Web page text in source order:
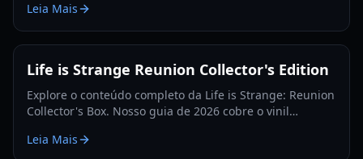
2026.
Leia Mais
Life is Strange Reunion Collector's Edition
Explore o conteúdo completo da Life is Strange: Reunion
Collector's Box. Nosso guia de 2026 cobre o vinil
Leia Mais